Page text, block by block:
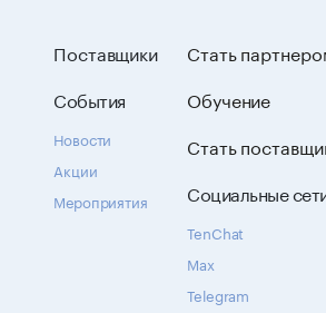
Поставщики
События
Новости
Акции
Мероприятия
Стать
Обучение
Стать
Социальные
TenChat
Max
Telegram